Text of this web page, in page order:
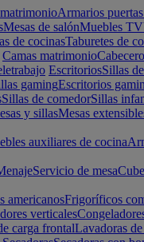
Armarios
Mesas de salónMuebles TV
de cocinasTaburetes de
Camas matrimonio
EscritoriosSillas
gamingEscritorios
Sillas de comedorSillas
y sillasMesas
auxiliares de cocina
Servicio de mesa
americanosFrigoríficos
verticales
carga frontalLavadoras